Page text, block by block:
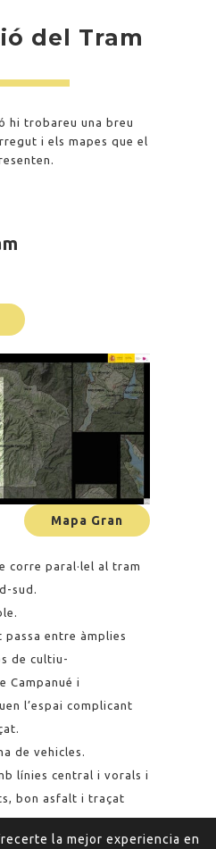
del Tram
hi trobareu una breu
i els mapes que el
Mapa Gran
corre paral·lel al tram
sud.
entre àmplies
de cultiu-
Campanué i
l’espai complicant
de vehicles.
línies central i vorals i
bon asfalt i traçat
la mejor experiencia en